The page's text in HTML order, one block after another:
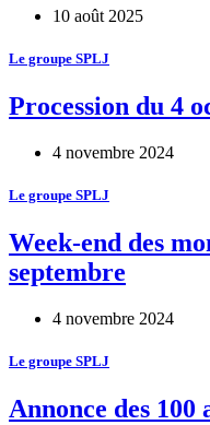
10 août 2025
Le groupe SPLJ
Procession du 4
4 novembre 2024
Le groupe SPLJ
Week-end des
septembre
4 novembre 2024
Le groupe SPLJ
Annonce des 100